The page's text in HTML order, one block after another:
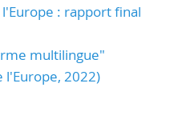
: rapport final
multilingue"
l'Europe, 2022)